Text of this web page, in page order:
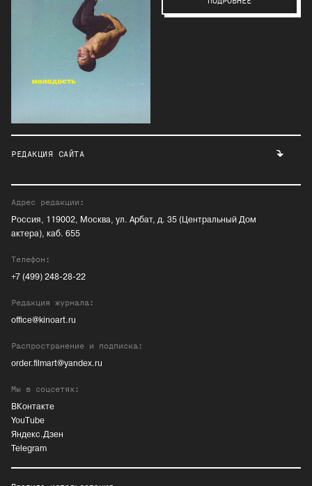
РЕДАКЦИЯ САЙТА
Адрес редакции:
Россия, 119002, Москва, ул. Арбат, д. 35 (Центральный Дом
актера), каб. 655
Телефон:
+7 (499) 248-28-22
Редакция журнала:
office@kinoart.ru
Распространение и подписка:
order.filmart@yandex.ru
Мы в соцсетях:
ВКонтакте
YouTube
Яндекс.Дзен
Telegram